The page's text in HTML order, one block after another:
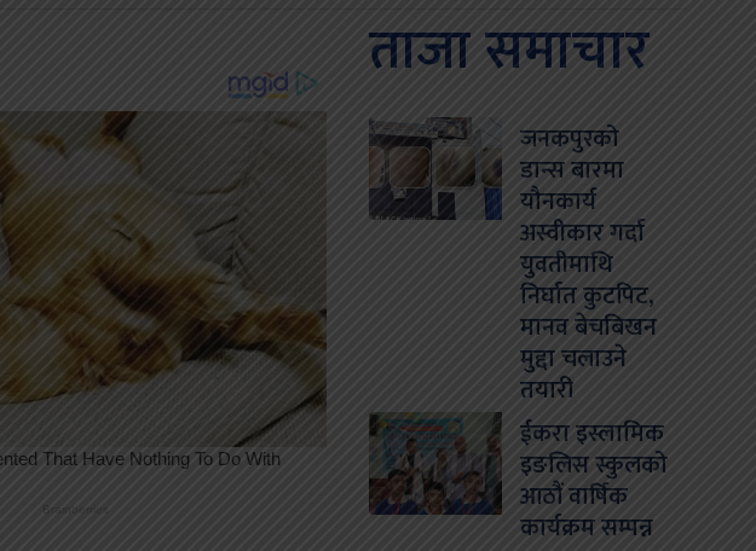
ताजा समाचार
जनकपुरको
डान्स बारमा
यौनकार्य
अस्वीकार गर्दा
युवतीमाथि
निर्घात कुटपिट,
मानव बेचबिखन
मुद्दा चलाउने
तयारी
ईकरा इस्लामिक
इङलिस स्कुलको
आठौं वार्षिक
कार्यक्रम सम्पन्न